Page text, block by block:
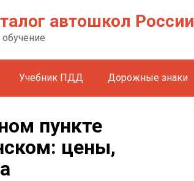
автошкол России
Учебник ПДД Дорожные знаки
пункте
цены,